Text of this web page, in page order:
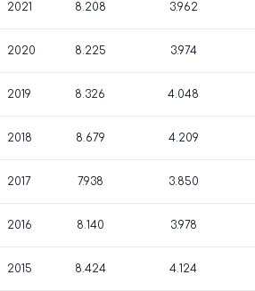
2021 8.208 3.962
2020 8.225 3.974
2019 8.326 4.048
2018 8.679 4.209
2017 7.938 3.850
2016 8.140 3.978
2015 8.424 4.124